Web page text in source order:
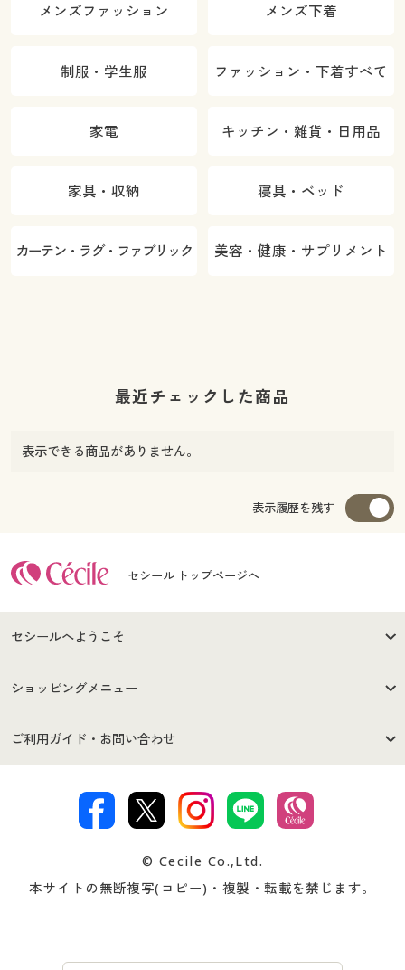
メンズファッション メンズ下着
制服・学生服 ファッション・下着すべて
家電 キッチン・雑貨・日用品
家具・収納 寝具・ベッド
カーテン・ラグ・ファブリック 美容・健康・サプリメント
最近チェックした商品
表示できる商品がありません。
表示履歴を残す
セシール トップページへ
セシールへようこそ
はじめての方へ
セシールご利用規約
著作権・商標について 会社案内
ショッピングメニュー
商品カテゴリ
プレゼント＆キャンペーン サイトマップ
ご利用ガイド・お問い合わせ
交換・返品は お支払は
ついて
忘れの場合
© Cecile Co.,Ltd.
本サイトの無断複写(コピー)・複製・転載を禁じます。